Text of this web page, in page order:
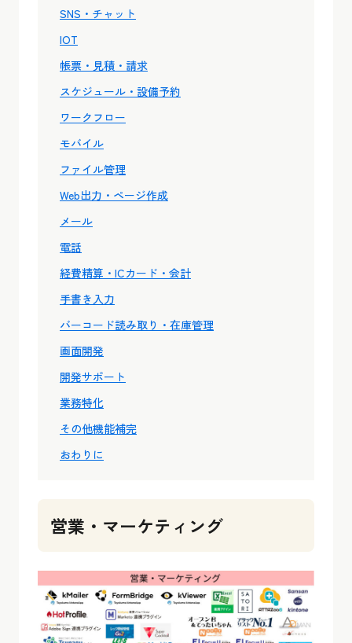
SNS・チャット
IOT
帳票・見積・請求
スケジュール・設備予約
ワークフロー
モバイル
ファイル管理
Web出力・ページ作成
メール
電話
経費精算・ICカード・会計
手書き入力
バーコード読み取り・在庫管理
画面開発
開発サポート
業務特化
その他機能補完
おわりに
営業・マーケティング